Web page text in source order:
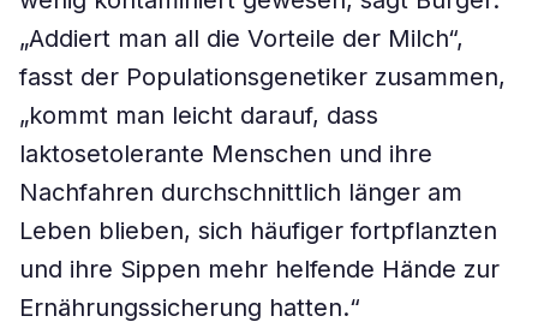
„Addiert man all die Vorteile der Milch“,
fasst der Populationsgenetiker zusammen,
„kommt man leicht darauf, dass
laktosetolerante Menschen und ihre
Nachfahren durchschnittlich länger am
Leben blieben, sich häufiger fortpflanzten
und ihre Sippen mehr helfende Hände zur
Ernährungssicherung hatten.“